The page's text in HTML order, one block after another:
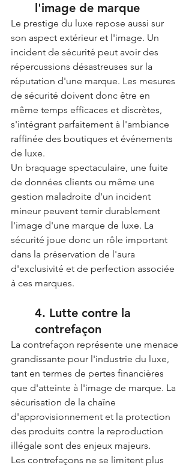
l'image de marque
Le prestige du luxe repose aussi sur
son aspect extérieur et l'image. Un
incident de sécurité peut avoir des
répercussions désastreuses sur la
réputation d'une marque. Les mesures
de sécurité doivent donc être en
même temps efficaces et discrètes,
s'intégrant parfaitement à l'ambiance
raffinée des boutiques et événements
de luxe.
Un braquage spectaculaire, une fuite
de données clients ou même une
gestion maladroite d'un incident
mineur peuvent ternir durablement
l'image d'une marque de luxe. La
sécurité joue donc un rôle important
dans la préservation de l'aura
d'exclusivité et de perfection associée
à ces marques.
4. Lutte contre la
contrefaçon
La contrefaçon représente une menace
grandissante pour l'industrie du luxe,
tant en termes de pertes financières
que d'atteinte à l'image de marque. La
sécurisation de la chaîne
d'approvisionnement et la protection
des produits contre la reproduction
illégale sont des enjeux majeurs.
Les contrefaçons ne se limitent plus